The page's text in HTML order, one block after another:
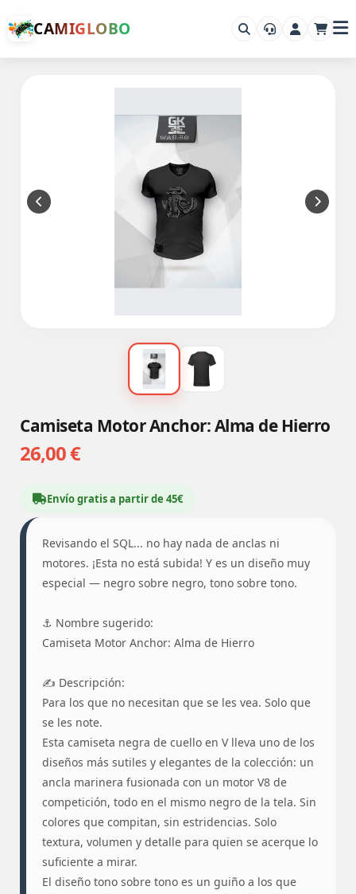
CAMIGLOBO
Camiseta Motor Anchor: Alma de Hierro
26,00 €
Envío gratis a partir de 45€
Revisando el SQL... no hay nada de anclas ni
motores. ¡Esta no está subida! Y es un diseño muy
especial — negro sobre negro, tono sobre tono.
⚓ Nombre sugerido:
Camiseta Motor Anchor: Alma de Hierro
✍️ Descripción:
Para los que no necesitan que se les vea. Solo que
se les note.
Esta camiseta negra de cuello en V lleva uno de los
diseños más sutiles y elegantes de la colección: un
ancla marinera fusionada con un motor V8 de
competición, todo en el mismo negro de la tela. Sin
colores que compitan, sin estridencias. Solo
textura, volumen y detalle para quien se acerque lo
suficiente a mirar.
El diseño tono sobre tono es un guiño a los que